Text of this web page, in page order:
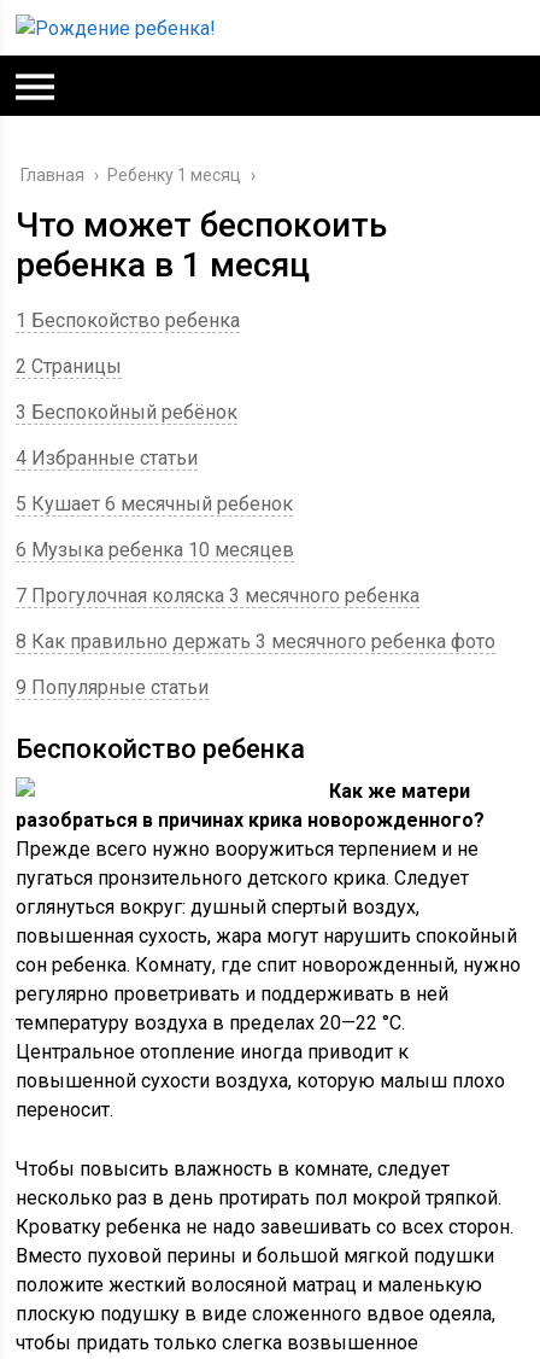
Главная › Ребенку 1 месяц ›
Что может беспокоить
ребенка в 1 месяц
1 Беспокойство ребенка
2 Страницы
3 Беспокойный ребёнок
4 Избранные статьи
5 Кушает 6 месячный ребенок
6 Музыка ребенка 10 месяцев
7 Прогулочная коляска 3 месячного ребенка
8 Как правильно держать 3 месячного ребенка фото
9 Популярные статьи
Беспокойство ребенка
Как же матери
разобраться в причинах крика новорож­денного?
Прежде всего нужно вооружиться терпением и не
пугаться пронзительного детского крика. Следует
оглянуться вокруг: душный спертый воздух,
повышенная сухость, жара могут нарушить спокойный
сон ребенка. Комнату, где спит но­ворожденный, нужно
регулярно проветривать и поддерживать в ней
температуру воздуха в пределах 20—22 °С.
Центральное отопление иногда приводит к
повышенной сухости воздуха, которую малыш плохо
переносит.
Чтобы повысить влажность в комнате, следует
несколько раз в день протирать пол мокрой тряпкой.
Кроватку ребенка не надо завешивать со всех сторон.
Вместо пуховой перины и большой мягкой подушки
положите жесткий волосяной матрац и маленькую
плоскую подушку в виде сложенного вдвое одеяла,
чтобы придать только слегка возвышенное